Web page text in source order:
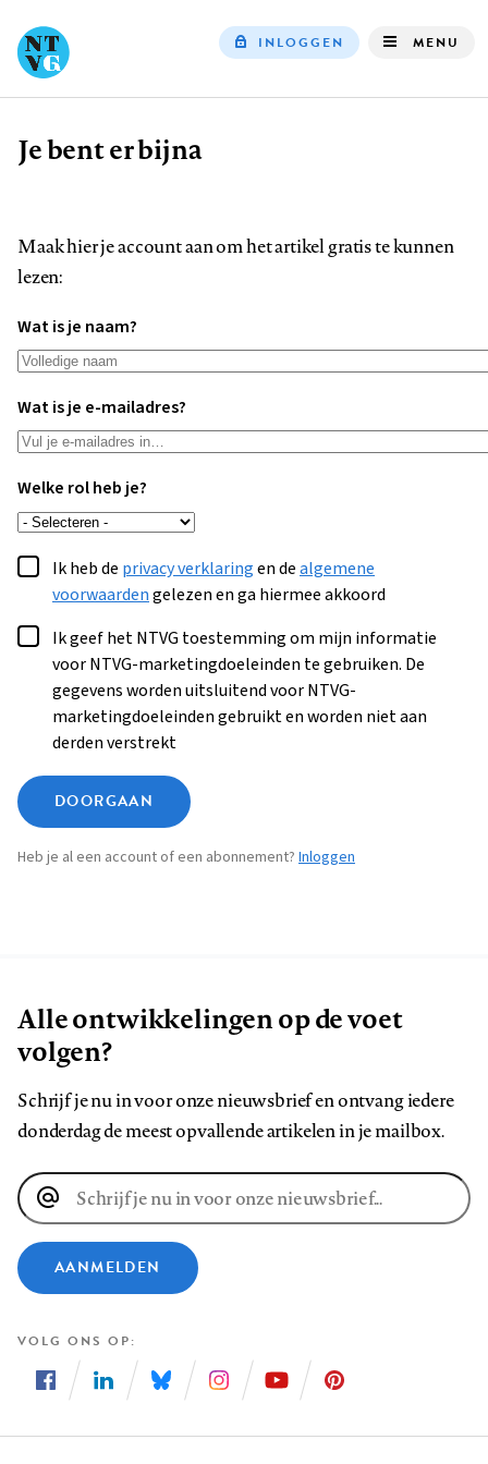
INLOGGEN MENU
Kruimelpad
Je bent er bijna
Maak hier je account aan om het artikel gratis te kunnen
lezen:
Wat is je naam?
Wat is je e-mailadres?
Welke rol heb je?
Ik heb de privacy verklaringen dealgemene
voorwaardengelezen en ga hiermee akkoord
Ik geef het NTVG toestemming om mijn informatie
voor NTVG-marketingdoeleinden te gebruiken. De
gegevens worden uitsluitend voor NTVG-
marketingdoeleinden gebruikt en worden niet aan
derden verstrekt
DOORGAAN
Heb je al een account of een abonnement? Inloggen
Alle ontwikkelingen op de voet
volgen?
Schrijf je nu in voor onze nieuwsbrief en ontvang iedere
donderdag de meest opvallende artikelen in je mailbox.
E-
mailadres
AANMELDEN
VOLG ONS OP
ons
ons
ons
ons
ons
ons